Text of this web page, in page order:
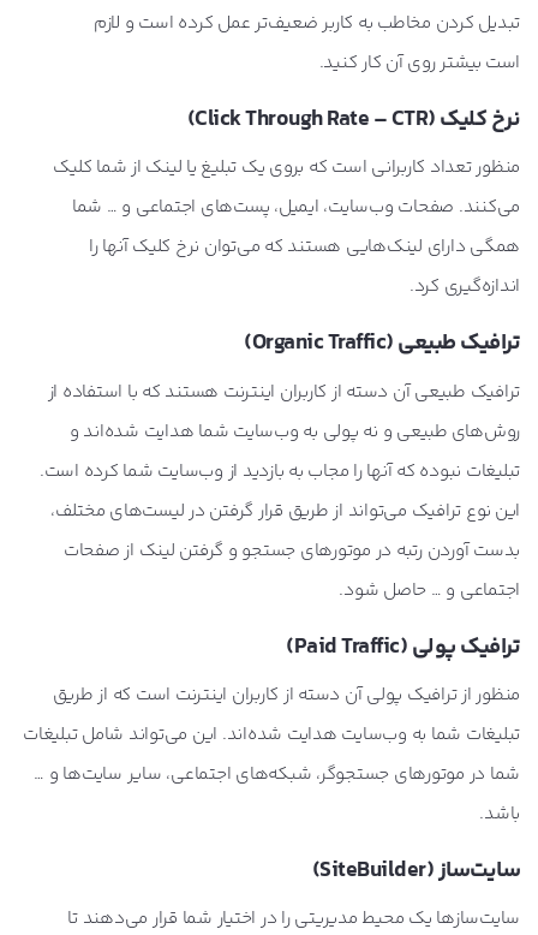
تبدیل کردن مخاطب به کاربر ضعیف‌تر عمل کرده است و لازم
است بیشتر روی آن کار کنید.
نرخ کلیک (Click Through Rate – CTR)
منظور تعداد کاربرانی است که بروی یک تبلیغ یا لینک از شما کلیک
می‌کنند. صفحات وب‌سایت، ایمیل، پست‌های اجتماعی و … شما
همگی دارای لینک‌هایی هستند که می‌توان نرخ کلیک آنها را
اندازه‌گیری کرد.
ترافیک طبیعی (Organic Traffic)
ترافیک طبیعی آن دسته از کاربران اینترنت هستند که با استفاده از
روش‌های طبیعی و نه پولی به وب‌سایت شما هدایت شده‌اند و
تبلیغات نبوده که آنها را مجاب به بازدید از وب‌سایت شما کرده است.
این نوع ترافیک می‌تواند از طریق قرار گرفتن در لیست‌های مختلف،
بدست آوردن رتبه در موتورهای جستجو و گرفتن لینک از صفحات
اجتماعی و … حاصل شود.
ترافیک پولی (Paid Traffic)
منظور از ترافیک پولی آن دسته از کاربران اینترنت است که از طریق
تبلیغات شما به وب‌سایت هدایت شده‌اند. این می‌تواند شامل تبلیغات
شما در موتورهای جستجوگر، شبکه‌های اجتماعی، سایر سایت‌ها و …
باشد.
سایت‌ساز (SiteBuilder)
سایت‌سازها یک محیط مدیریتی را در اختیار شما قرار می‌دهند تا